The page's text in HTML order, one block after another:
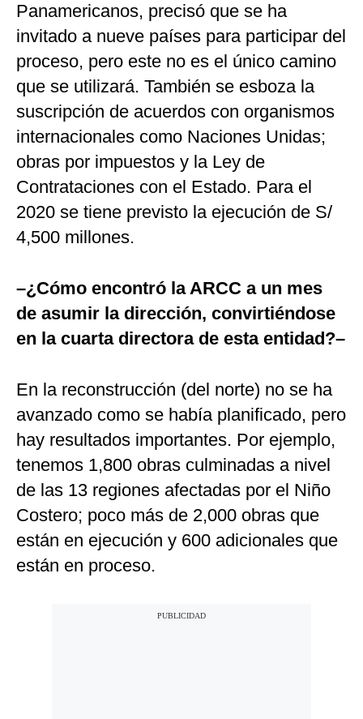
Panamericanos, precisó que se ha
invitado a nueve países para participar del
proceso, pero este no es el único camino
que se utilizará. También se esboza la
suscripción de acuerdos con organismos
internacionales como Naciones Unidas;
obras por impuestos y la Ley de
Contrataciones con el Estado. Para el
2020 se tiene previsto la ejecución de S/
4,500 millones.
–¿Cómo encontró la ARCC a un mes
de asumir la dirección, convirtiéndose
en la cuarta directora de esta entidad?–
En la reconstrucción (del norte) no se ha
avanzado como se había planificado, pero
hay resultados importantes. Por ejemplo,
tenemos 1,800 obras culminadas a nivel
de las 13 regiones afectadas por el Niño
Costero; poco más de 2,000 obras que
están en ejecución y 600 adicionales que
están en proceso.